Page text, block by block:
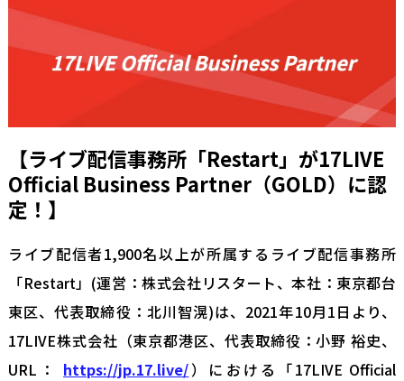
【ライブ配信事務所「Restart」が17LIVE
Official Business Partner（GOLD）に認
定！】
ライブ配信者1,900名以上が所属するライブ配信事務所
「Restart」(運営：株式会社リスタート、本社：東京都台
東区、代表取締役：北川智滉)は、2021年10月1日より、
17LIVE株式会社（東京都港区、代表取締役：小野 裕史、
URL： https://jp.17.live/）における「17LIVE Official